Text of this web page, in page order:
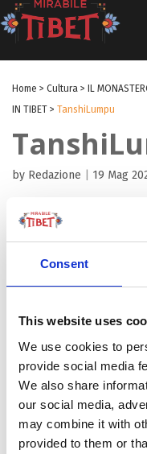
Consent
This website uses
We use cookies to
provide social media
We also share
our social media,
may combine it with
provided to them or
Home > Cultura >
IL
IN TIBET > TanshiLumpu
by Redazione 19 Mag